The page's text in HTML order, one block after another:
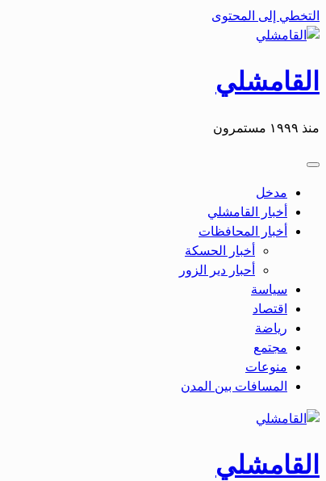
التخطي إلى المحتوى
القامشلي
منذ ١٩٩٩ مستمرون
مدخل
أخبار القامشلي
أخبار المحافظات
أخبار الحسكة
أحبار دير الزور
سياسة
اقتصاد
رياضة
مجتمع
منوعات
المسافات بين المدن
القامشلي